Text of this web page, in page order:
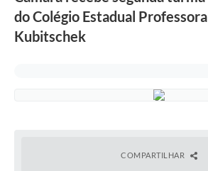
do Colégio Estadual
Kubitschek
COMPARTILHAR